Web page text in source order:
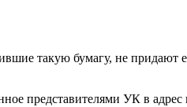
такую бумагу, не придают
представителями УК в